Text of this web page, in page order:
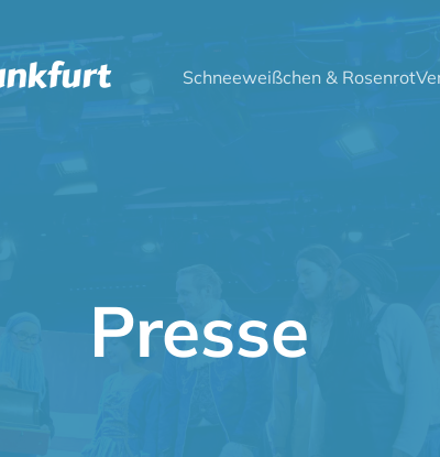
Schneeweißchen & Rosenrot
Presse